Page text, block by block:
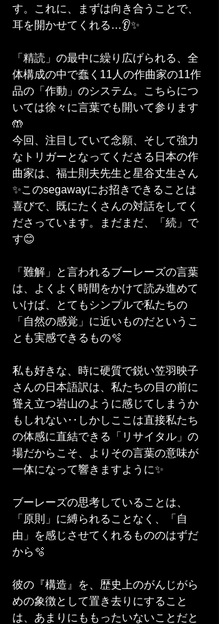
す。これに、まずは向き合うことで、
耳を開かせてくれる…👂✨
「精読」の最中に繰り広げられる、全
体構成の中で蠢く11人の作曲家の11作
品の「作動」のシステム。こちらにつ
いては徐々に言葉でも開いて参ります
🤲
今回、注目していて念願、そして強力
なトリガーとなってくださる日本の作
曲家は、福士則夫先生と星谷丈生さん
✨このsegawayにお招きできることは
喜びで、既にたくさんの対話をしてく
ださっています。まだまだ、「続」で
す😊
「難解」と言われるブーレーズの言葉
は、よくよく時間をかけて読み進めて
いけば、とてもシンプルで私たちの
「自然の感覚」に近いものだというこ
とも実感できるもの🫧
私も好きな、時に硬質で鋭い笠羽映子
さんの日本語訳は、私たちの目の前に
聳え立つ岩山のように感じてしまうか
もしれない‥しかしここは直接私たち
の体感に直結できる「リサイタル」の
場だからこそ、よりその言葉の意味が
一体になって響きますように✨
ブーレーズの思考していることは、
「原則」に縛られることなく、「自
由」を感じさせてくれるもののはずだ
から🫧
彼の『構造』を、歴史上のがんじがら
めの象徴として置き去りにすること
は、あまりにももったいないことだと